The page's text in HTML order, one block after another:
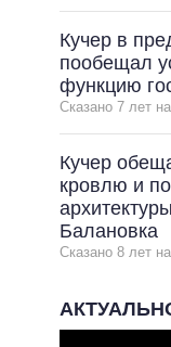
Кучер в
пообещал
функцию
Сказано 7 лет
Кучер
кровлю и
Балановка
Сказано 8 лет